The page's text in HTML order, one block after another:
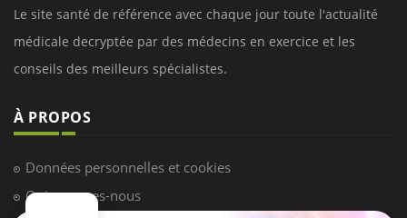
Le site santé de référence avec chaque jour toute l'actualité
médicale decryptée par des médecins en exercice et les
conseils des meilleurs spécialistes.
À PROPOS
Données personnelles et cookies
Qui sommes-nous